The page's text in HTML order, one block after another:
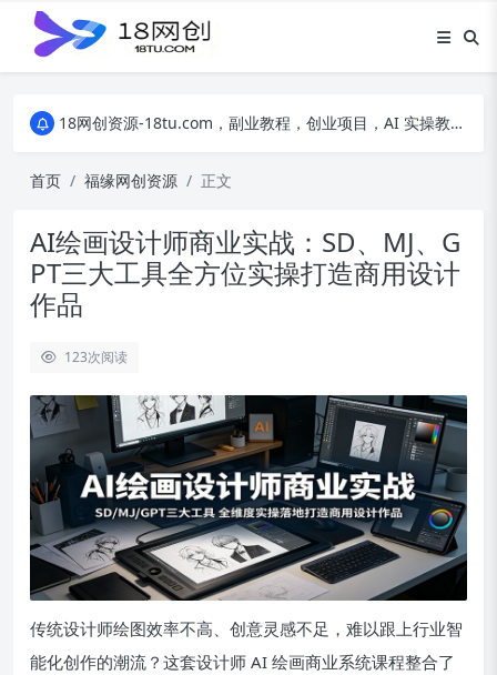
18网创资源-18tu.com，副业教程，创业项目，AI 实操教程，自媒体运营，电商干货，精品网盘资源，线上副业技巧，短视频创作教程
首页
福缘网创资源 正文
AI绘画设计师商业实战：SD、MJ、G
PT三大工具全方位实操打造商用设计
作品
123次阅读
传统设计师绘图效率不高、创意灵感不足，难以跟上行业智
能化创作的潮流？这套设计师 AI 绘画商业系统课程整合了